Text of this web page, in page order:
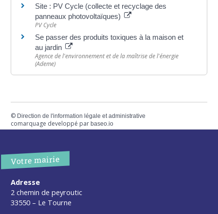
Site : PV Cycle (collecte et recyclage des
panneaux photovoltaïques)
PV Cycle
Se passer des produits toxiques à la maison et
au jardin
Agence de l'environnement et de la maîtrise de l'énergie
(Ademe)
© Direction de l'information légale et administrative
comarquage developpé parbaseo.io
Votre mairie
Adresse
2 chemin de peyroutic
33550 – Le Tourne